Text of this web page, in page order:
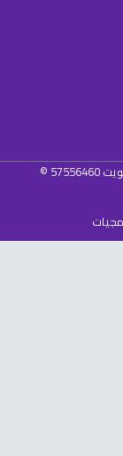
جميع الحقوق محفوظة لـ تجديد اشتراك بين سبورت الكويت 57556460 ©